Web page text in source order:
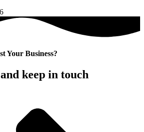
Your Business?
keep in touch